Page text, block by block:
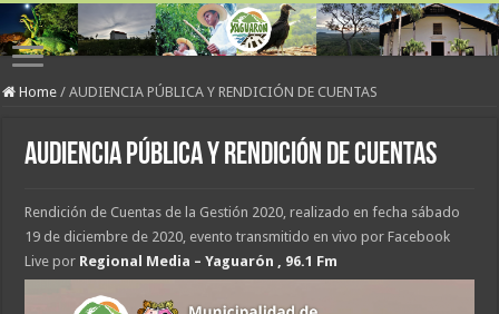
Home / AUDIENCIA PÚBLICA Y RENDICIÓN DE CUENTAS
AUDIENCIA PÚBLICA Y RENDICIÓN DE CUENTAS
Rendición de Cuentas de la Gestión 2020, realizado en fecha sábado
19 de diciembre de 2020, evento transmitido en vivo por Facebook
Live por Regional Media – Yaguarón , 96.1 Fm